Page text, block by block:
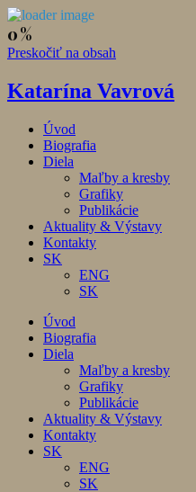
Preskočiť na obsah
Katarína Vavrová
Úvod
Biografia
Diela
Maľby a kresby
Grafiky
Publikácie
Aktuality & Výstavy
Kontakty
SK
ENG
SK
Úvod
Biografia
Diela
Maľby a kresby
Grafiky
Publikácie
Aktuality & Výstavy
Kontakty
SK
ENG
SK